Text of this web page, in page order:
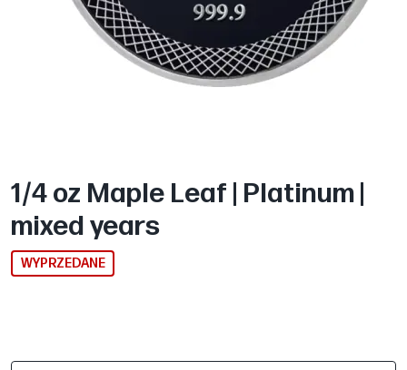
1/4 oz Maple Leaf | Platinum |
mixed years
WYPRZEDANE